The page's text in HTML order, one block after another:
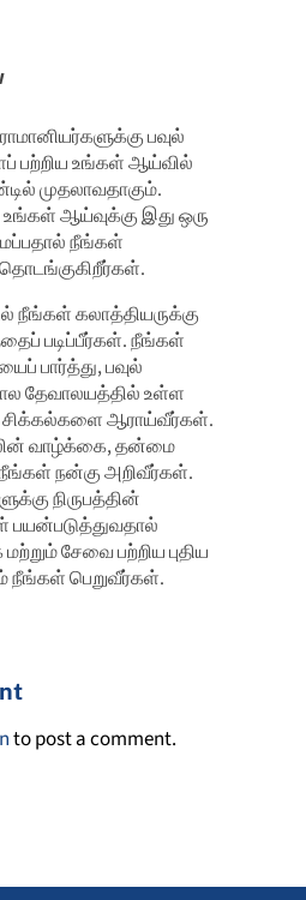
பவுல்
பற்றிய உங்கள் ஆய்வில்
முதலாவதாகும்.
ஆய்வுக்கு இது ஒரு
நீங்கள்
நீங்கள் கலாத்தியருக்கு
படிப்பீர்கள். நீங்கள்
பார்த்து, பவுல்
தேவாலயத்தில் உள்ள
சிக்கல்களை ஆராய்வீர்கள்.
வாழ்க்கை, தன்மை
நன்கு அறிவீர்கள்.
நிருபத்தின்
சேவை பற்றிய புதிய
நீங்கள் பெறுவீர்கள்.
to post a comment.